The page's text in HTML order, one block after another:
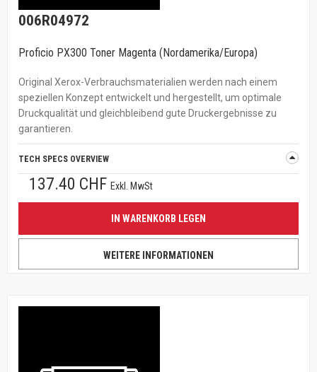
006R04972
Proficio PX300 Toner Magenta (Nordamerika/Europa)
Original Xerox-Verbrauchsmaterialien werden nach einem
speziellen Konzept entwickelt und hergestellt, um optimale
Druckqualität und gleichbleibend gute Druckergebnisse zu
garantieren.
TECH SPECS OVERVIEW
137.40 CHF Exkl. MwSt
IN WARENKORB LEGEN
WEITERE INFORMATIONEN